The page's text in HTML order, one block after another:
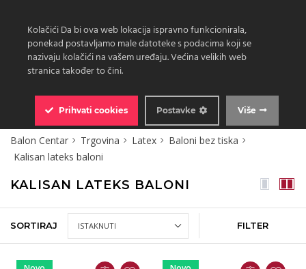
Balon Centar Trgovina Latex
Baloni bez tiska
Kalisan lateks baloni
KALISAN LATEKS BALONI
SORTIRAJ FILTER
Kolačići Da bi ova web lokacija ispravno funkcionirala,
ponekad postavljamo male datoteke s podacima koji se
nazivaju kolačići na vašem uređaju. Većina velikih web
stranica također to čini.
Prihvati cookies Više
Postavke